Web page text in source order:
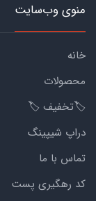
منوی وب‌سایت
خانه
محصولات
🏷️تخفیف 🏷️
دراپ شیپینگ
تماس با ما
کد رهگیری پست